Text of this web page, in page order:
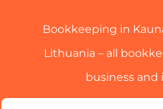
Bookkeeping in
Lithuania – all
business and